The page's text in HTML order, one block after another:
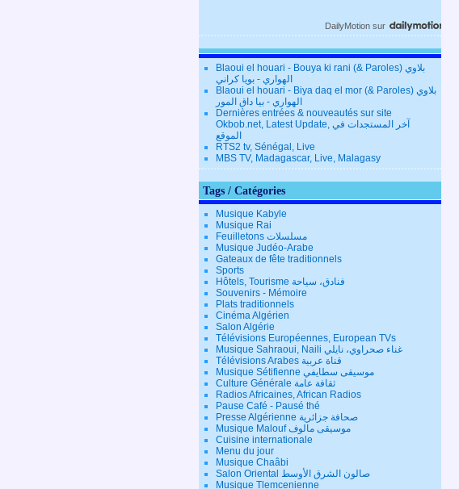
DailyMotion sur
Blaoui el houari - Bouya ki rani (& Paroles) بلاوي
الهواري - بويا كراني
Blaoui el houari - Biya daq el mor (& Paroles) بلاوي
الهواري - بيا داق المور
Dernières entrées & nouveautés sur site
Okbob.net, Latest Update, آخر المستجدات في
الموقع
RTS2 tv, Sénégal, Live
MBS TV, Madagascar, Live, Malagasy
Tags / Catégories
Musique Kabyle
Musique Rai
Feuilletons مسلسلات
Musique Judéo-Arabe
Gateaux de fête traditionnels
Sports
Hôtels, Tourisme فنادق، سياحة
Souvenirs - Mémoire
Plats traditionnels
Cinéma Algérien
Salon Algérie
Télévisions Européennes, European TVs
Musique Sahraoui, Naili غناء صحراوي، نايلي
Télévisions Arabes قناة عربية
Musique Sétifienne موسيقى سطايفي
Culture Générale ثقافة عامة
Radios Africaines, African Radios
Pause Café - Pausé thé
Presse Algérienne صحافة جزائرية
Musique Malouf موسيقى مالوف
Cuisine internationale
Menu du jour
Musique Chaâbi
Salon Oriental صالون الشرق الأوسط
Musique Tlemcenienne